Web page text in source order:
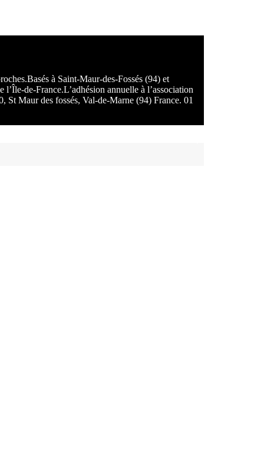
à Saint-Maur-des-Fossés (94) et
de-France.L’adhésion annuelle à l’association
St Maur des fossés, Val-de-Marne (94) France. 01